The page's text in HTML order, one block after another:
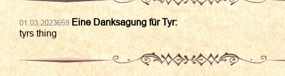
01.03.2023659Eine Danksagung für Tyr:
tyrs thing